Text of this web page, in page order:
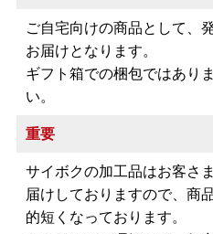
ご自宅向けの商品として、
お届けとなります。
ギフト箱での梱包ではあり
い。
重要
サイボクの加工品はお客さ
届けしておりますので、商
的短くなっております。